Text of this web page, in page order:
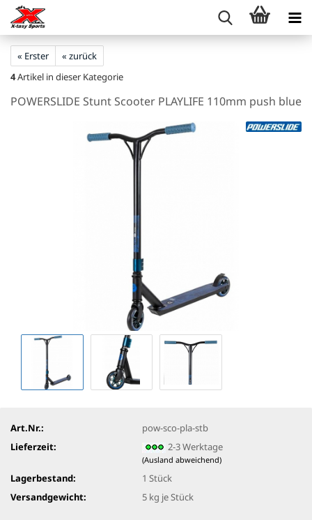
« Erster
« zurück
4Artikel in dieser Kategorie
POWERSLIDE Stunt Scooter PLAYLIFE 110mm push blue
Art.Nr.:
pow-sco-pla-stb
Lieferzeit:
2-3 Werktage
(Ausland abweichend)
Lagerbestand: 1 Stück
Versandgewicht:
5 kg je Stück